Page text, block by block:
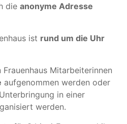
dieanonyme Adresse
ist rund um die Uhr
Mitarbeiterinnen
aufgenommen werden oder
in einer
werden.